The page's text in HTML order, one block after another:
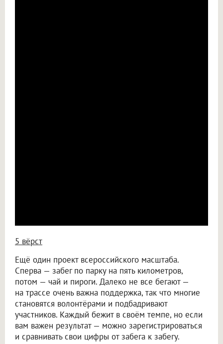
5 вёрст
Ещё один проект всероссийского масштаба.
Сперва — забег по парку на пять километров,
потом — чай и пироги. Далеко не все бегают —
на трассе очень важна поддержка, так что многие
становятся волонтёрами и подбадривают
участников. Каждый бежит в своём темпе, но если
вам важен результат — можно зарегистрироваться
и сравнивать свои цифры от забега к забегу.